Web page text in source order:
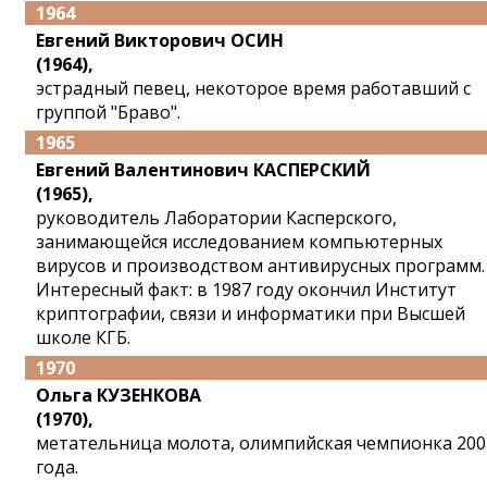
1964
Евгений Викторович ОСИН
(1964),
эстрадный певец, некоторое время работавший с
группой "Браво".
1965
Евгений Валентинович КАСПЕРСКИЙ
(1965),
руководитель Лаборатории Касперского,
занимающейся исследованием компьютерных
вирусов и производством антивирусных программ.
Интересный факт: в 1987 году окончил Институт
криптографии, связи и информатики при Высшей
школе КГБ.
1970
Ольга КУЗЕНКОВА
(1970),
метательница молота, олимпийская чемпионка
года.